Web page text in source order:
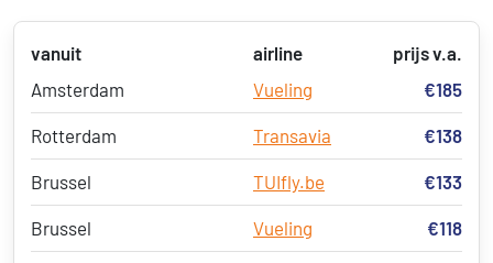
vanuit airline
prijs v.a.
Amsterdam
Vueling €185
Rotterdam Transavia €138
Brussel TUIfly.be €133
Brussel Vueling €118